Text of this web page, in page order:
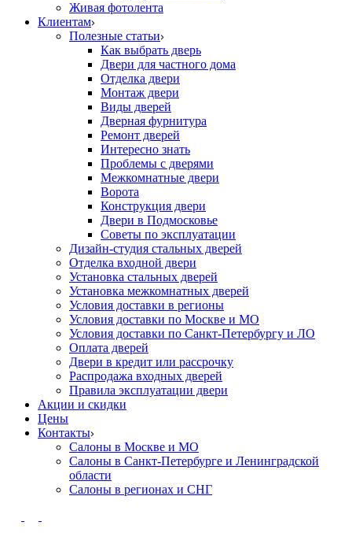
Живая фотолента
Клиентам
Полезные статьи
Как выбрать дверь
Двери для частного дома
Отделка двери
Монтаж двери
Виды дверей
Дверная фурнитура
Ремонт дверей
Интересно знать
Проблемы с дверями
Межкомнатные двери
Ворота
Конструкция двери
Двери в Подмосковье
Cоветы по эксплуатации
Дизайн-студия стальных дверей
Отделка входной двери
Установка стальных дверей
Установка межкомнатных дверей
Условия доставки в регионы
Условия доставки по Москве и МО
Условия доставки по Санкт-Петербургу и ЛО
Оплата дверей
Двери в кредит или рассрочку
Распродажа входных дверей
Правила эксплуатации двери
Акции и скидки
Цены
Контакты
Салоны в Москве и МО
Салоны в Санкт-Петербурге и Ленинградской
области
Салоны в регионах и СНГ